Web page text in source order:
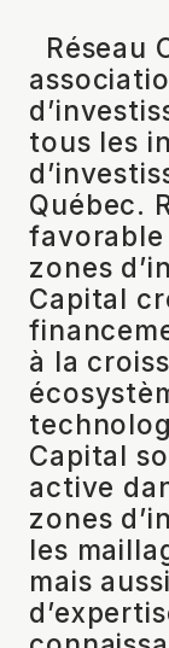
Réseau
tous les
Québec.
favorable
zones
Capital
à la
Capital
active
zones
les
mais